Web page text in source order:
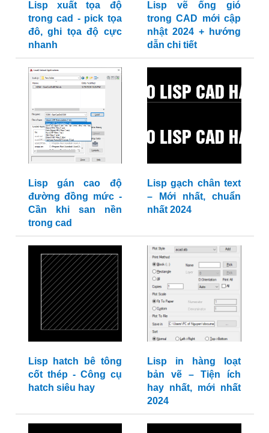
Lisp xuất tọa độ
trong cad - pick tọa
đô, ghi tọa độ cực
nhanh
Lisp vẽ ống gió
trong CAD mới cập
nhật 2024 + hướng
dẫn chi tiết
Lisp gán cao độ
đường đồng mức -
Cần khi san nền
trong cad
Lisp gạch chân text
– Mới nhất, chuẩn
nhất 2024
Lisp hatch bê tông
cốt thép - Công cụ
hatch siêu hay
Lisp in hàng loạt
bản vẽ – Tiện ích
hay nhất, mới nhất
2024